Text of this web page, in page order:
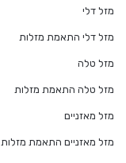
מזל דלי
מזל דלי התאמת מזלות
מזל טלה
מזל טלה התאמת מזלות
מזל מאזניים
מזל מאזניים התאמת מזלות